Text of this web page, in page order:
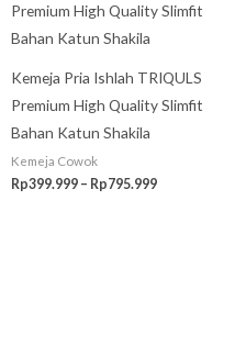
Kemeja Pria Ishlah TRIQULS
Premium High Quality Slimfit
Bahan Katun Shakila
Kemeja Cowok
Rp399.999 – Rp795.999
Rp399.999